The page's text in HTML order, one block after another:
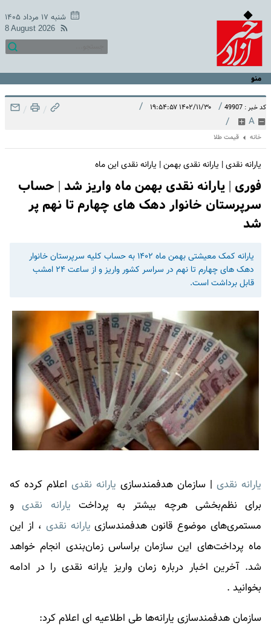
شنبه ۱۷ مرداد ۱۴۰۵
8 August 2026
منو
کد خبر : 49907 / ۱۴۰۲/۱۱/۳۰ ۱۹:۵۴:۵۷ /
A
/
/
/
خانه قیمت طلا
یارانه نقدی | یارانه نقدی بهمن | یارانه نقدی این ماه
فوری | یارانه نقدی بهمن ماه واریز شد | حساب
سرپرستان خانوار دهک های چهارم تا نهم پر
شد
یارانه کمک معیشتی بهمن ماه ۱۴۰۲ به حساب کلیه سرپرستان خانوار
دهک های چهارم تا نهم در سراسر کشور واریز و از ساعت ۲۴ امشب
قابل برداشت است.
یارانه نقدی | سازمان هدفمندسازی یارانه‌ نقدی اعلام کرده که
برای نظم‌بخشی هرچه بیشتر به پرداخت یارانه‌ نقدی و
مستمری‌های موضوع قانون هدفمندسازی یارانه‌ نقدی ، از این
ماه پرداخت‌های این سازمان براساس زمان‌بندی انجام خواهد
شد. آخرین اخبار درباره زمان واریز یارانه نقدی را در ادامه
بخوانید .
سازمان هدفمندسازی یارانه‌ها طی اطلاعیه ای اعلام کرد: